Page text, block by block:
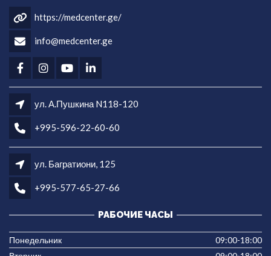
https://medcenter.ge/
info@medcenter.ge
ул. А.Пушкина N118-120
+995-596-22-60-60
ул. Багратиони, 125
+995-577-65-27-66
РАБОЧИЕ ЧАСЫ
Понедельник
09:00-18:00